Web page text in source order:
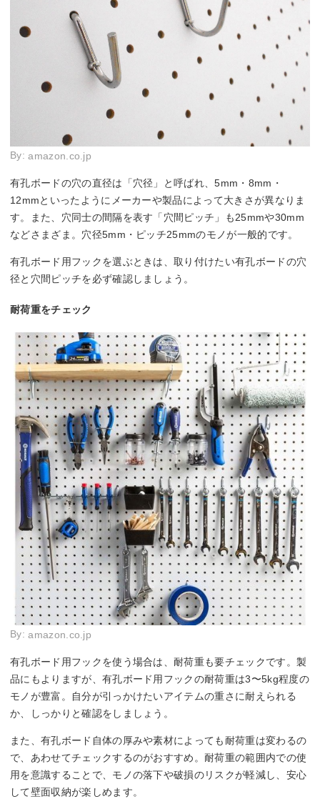
By:amazon.co.jp
有孔ボードの穴の直径は「穴径」と呼ばれ、5mm・8mm・
12mmといったようにメーカーや製品によって大きさが異なりま
す。また、穴同士の間隔を表す「穴間ピッチ」も25mmや30mm
などさまざま。穴径5mm・ピッチ25mmのモノが一般的です。
有孔ボード用フックを選ぶときは、取り付けたい有孔ボードの穴
径と穴間ピッチを必ず確認しましょう。
耐荷重をチェック
By:amazon.co.jp
有孔ボード用フックを使う場合は、耐荷重も要チェックです。製
品にもよりますが、有孔ボード用フックの耐荷重は3〜5kg程度の
モノが豊富。自分が引っかけたいアイテムの重さに耐えられる
か、しっかりと確認をしましょう。
また、有孔ボード自体の厚みや素材によっても耐荷重は変わるの
で、あわせてチェックするのがおすすめ。耐荷重の範囲内での使
用を意識することで、モノの落下や破損のリスクが軽減し、安心
して壁面収納が楽しめます。